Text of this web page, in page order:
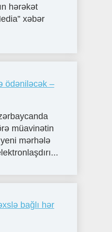
hərəkət
xəbər
ödəniləcək –
müavinətin
mərhələ
bağlı hər